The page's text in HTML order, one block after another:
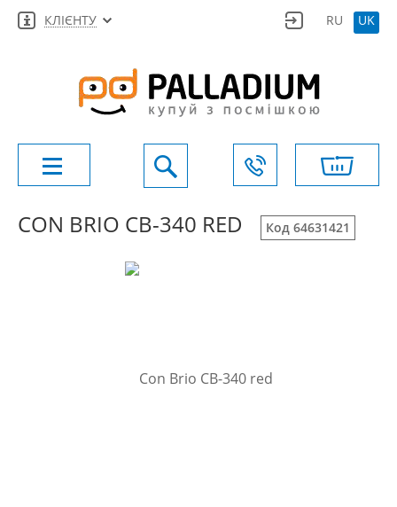
КЛІЄНТУ RU UK
CON BRIO CB-340 RED Код 64631421